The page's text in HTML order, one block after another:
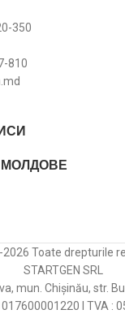
350
810
Toate drepturile
STARTGEN SRL
mun. Chișinău, str.
I TVA :